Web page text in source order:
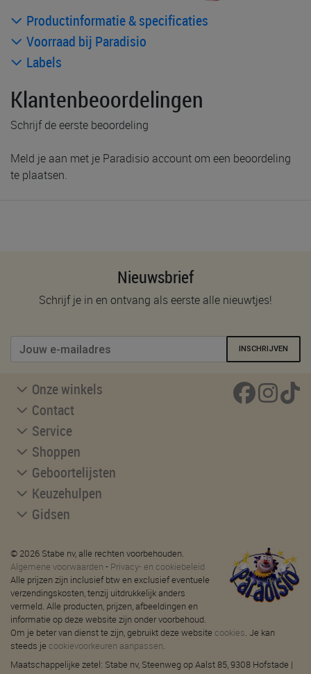
Productinformatie & specificaties
Voorraad bij Paradisio
Labels
Klantenbeoordelingen
Schrijf de eerste beoordeling
Meld je aan met je Paradisio account om een beoordeling
te plaatsen.
Nieuwsbrief
Schrijf je in en ontvang als eerste alle nieuwtjes!
INSCHRIJVEN
Onze winkels
Contact
Service
Shoppen
Geboortelijsten
Keuzehulpen
Gidsen
© 2026 Stabe nv, alle rechten voorbehouden.
Algemene voorwaarden - Privacy- en cookiebeleid
Alle prijzen zijn inclusief btw en exclusief eventuele
verzendingskosten, tenzij uitdrukkelijk anders
vermeld. Alle producten, prijzen, afbeeldingen en
informatie op deze website zijn onder voorbehoud.
Om je beter van dienst te zijn, gebruikt deze website cookies. Je kan
steeds je cookievoorkeuren aanpassen.
Maatschappelijke zetel: Stabe nv, Steenweg op Aalst 85, 9308 Hofstade |